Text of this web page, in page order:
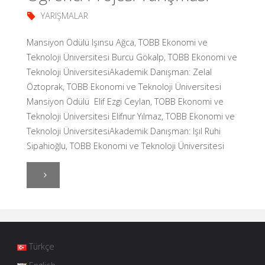
YARIŞMALAR
Mansiyon Ödülü Işınsu Ağca, TOBB Ekonomi ve
Teknoloji Üniversitesi Burcu Gökalp, TOBB Ekonomi ve
Teknoloji ÜniversitesiAkademik Danışman: Zelal
Öztoprak, TOBB Ekonomi ve Teknoloji Üniversitesi
Mansiyon Ödülü Elif Ezgi Ceylan, TOBB Ekonomi ve
Teknoloji Üniversitesi Elifnur Yılmaz, TOBB Ekonomi ve
Teknoloji ÜniversitesiAkademik Danışman: Işıl Ruhi
Sipahioğlu, TOBB Ekonomi ve Teknoloji Üniversitesi
"Autodesk
Next
2015
Türkçe